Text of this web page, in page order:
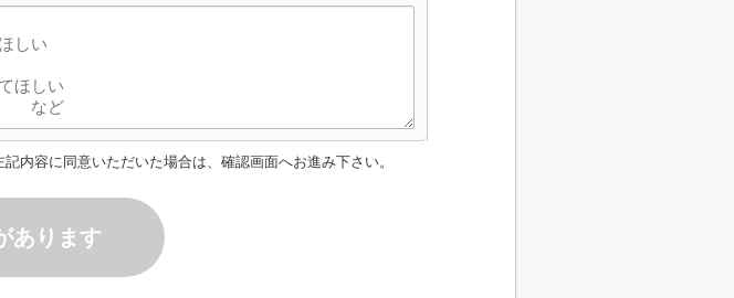
内容に同意いただいた場合は、確認画面へお進み下さい。
あります